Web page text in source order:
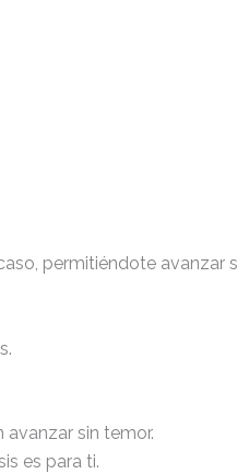
permitiéndote avanzar
avanzar sin temor.
es para ti.